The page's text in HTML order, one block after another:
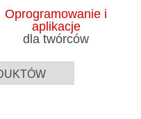
Oprogramowanie i
aplikacje
dla twórców